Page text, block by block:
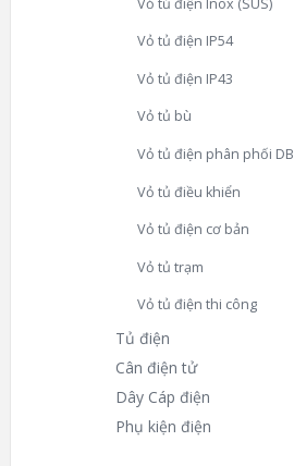
Vỏ tủ điện IP54
Vỏ tủ điện IP43
Vỏ tủ bù
Vỏ tủ điện phân phối DB
Vỏ tủ điều khiển
Vỏ tủ điện cơ bản
Vỏ tủ trạm
Vỏ tủ điện thi công
Tủ điện
Cân điện tử
Dây Cáp điện
Phụ kiện điện